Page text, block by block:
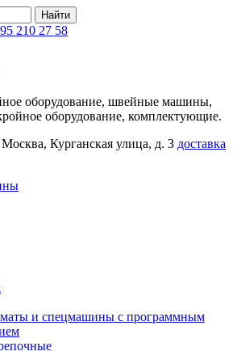
Найти
210 27 58
оборудование, швейные машины,
оборудование, комплектующие.
Курганская улица, д. 3 доставка
и спецмашины с программным